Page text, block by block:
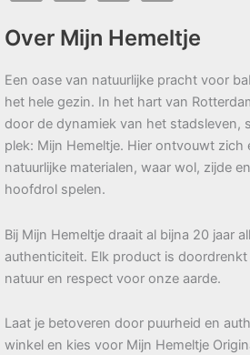
Over Mijn Hemeltje
Een oase van natuurlijke pracht voor
het hele gezin. In het hart van
door de dynamiek van het stadsleven,
plek: Mijn Hemeltje. Hier ontvouwt zich
natuurlijke materialen, waar wol, zijde
hoofdrol spelen.
Bij Mijn Hemeltje draait al bijna 20 jaar
authenticiteit. Elk product is
natuur en respect voor onze aarde.
Laat je betoveren door puurheid en
winkel en kies voor Mijn Hemeltje